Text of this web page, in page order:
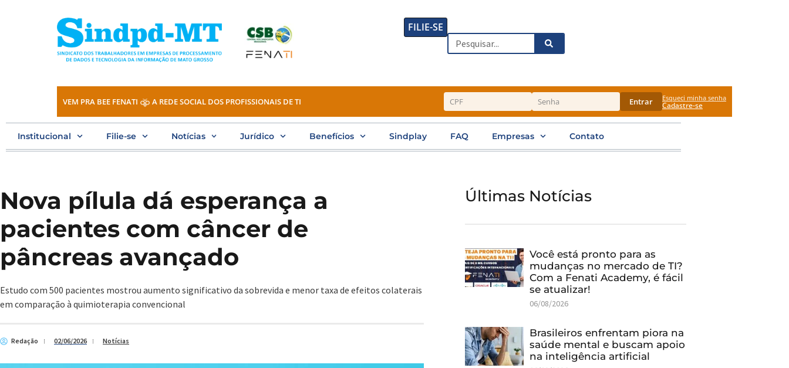
FILIE-SE
Search
VEM PRA BEE FENATI A REDE SOCIAL DOS PROFISSIONAIS DE TI Entrar Esqueci minha senha
Cadastre-se
Institucional Filie-se Notícias Jurídico Benefícios Sindplay FAQ Empresas Contato
Nova pílula dá esperança a
pacientes com câncer de
pâncreas avançado
Estudo com 500 pacientes mostrou aumento significativo da sobrevida e menor taxa de efeitos colaterais
em comparação à quimioterapia convencional
Redação 02/06/2026 Notícias
Últimas Notícias
Você está pronto para as
mudanças no mercado de TI?
Com a Fenati Academy, é fácil
se atualizar!
06/08/2026
Brasileiros enfrentam piora na
saúde mental e buscam apoio
na inteligência artificial